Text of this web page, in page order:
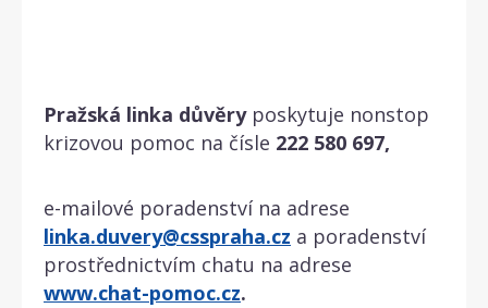
Pražská linka důvěryposkytuje nonstop
krizovou pomoc na čísle 222 580 697,
e-mailové poradenství na adrese
linka.duvery@csspraha.cz a poradenství
prostřednictvím chatu na adrese
www.chat-pomoc.cz.